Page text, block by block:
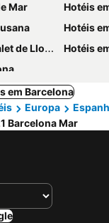
Mar
Hotéis
Hotéis
Llobregat
Hotéis
em Barcelona
Europa
Barcelona Mar